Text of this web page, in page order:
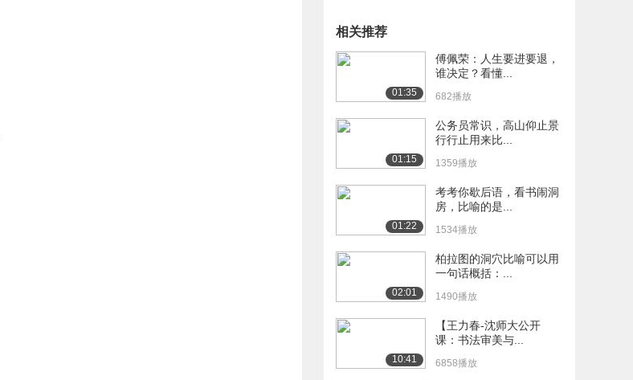
相关推荐
01:35
傅佩荣：人生要进要退，
谁决定？看懂...
682播放
01:15
公务员常识，高山仰止景
行行止用来比...
1359播放
01:22
考考你歇后语，看书闹洞
房，比喻的是...
1534播放
02:01
柏拉图的洞穴比喻可以用
一句话概括：...
1490播放
10:41
【王力春-沈师大公开
课：书法审美与...
6858播放